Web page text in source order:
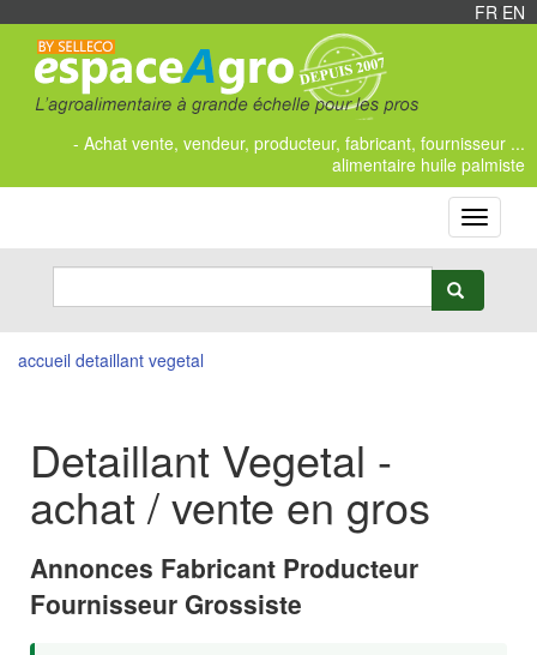
FR EN
- Achat vente, vendeur, producteur, fabricant, fournisseur ...
alimentaire huile palmiste
Toggle
accueil detaillant vegetal
Detaillant Vegetal -
achat / vente en gros
Annonces Fabricant Producteur
Fournisseur Grossiste